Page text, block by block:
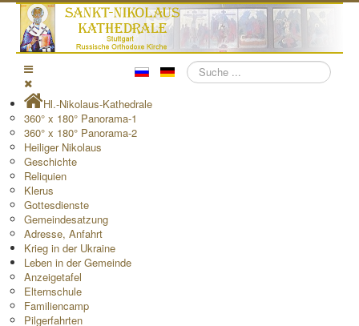
Suchen
Hl.-Nikolaus-Kathedrale
360° x 180° Panorama-1
360° x 180° Panorama-2
Heiliger Nikolaus
Geschichte
Reliquien
Klerus
Gottesdienste
Gemeindesatzung
Adresse, Anfahrt
Krieg in der Ukraine
Leben in der Gemeinde
Anzeigetafel
Elternschule
Familiencamp
Pilgerfahrten